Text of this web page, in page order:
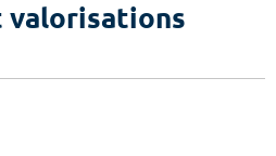
valorisations